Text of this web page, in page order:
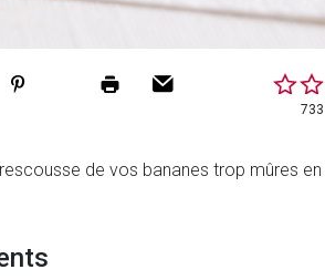
de vos bananes trop mûres